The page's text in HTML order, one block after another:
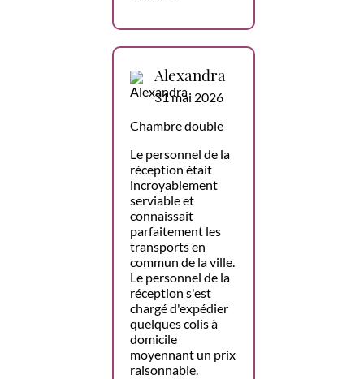
Alexandra
31 mai 2026
Chambre double
Le personnel de la
réception était
incroyablement
serviable et
connaissait
parfaitement les
transports en
commun de la ville.
Le personnel de la
réception s'est
chargé d'expédier
quelques colis à
domicile
moyennant un prix
raisonnable.